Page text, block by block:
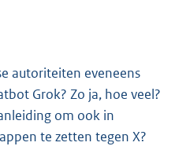
autoriteiten eveneens
Grok? Zo ja, hoe veel?
om ook in
te zetten tegen X?